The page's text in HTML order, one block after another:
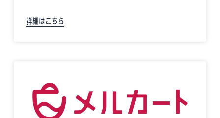
詳細はこちら